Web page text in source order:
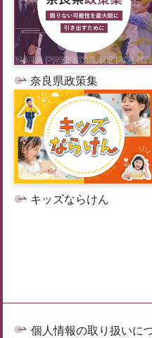
奈良県政策集
キッズならけん
個人情報の取り扱いに